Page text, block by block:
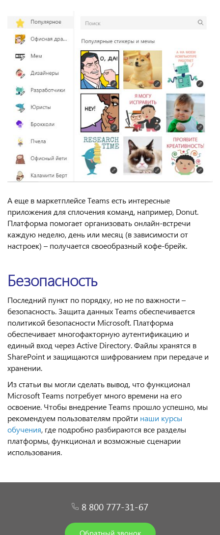
А еще в маркетплейсе Teams есть интересные
приложения для сплочения команд, например, Donut.
Платформа помогает организовать онлайн-встречи
каждую неделю, день или месяц (в зависимости от
настроек) – получается своеобразный кофе-брейк.
Безопасность
Последний пункт по порядку, но не по важности –
безопасность. Защита данных Teams обеспечивается
политикой безопасности Microsoft. Платформа
обеспечивает многофакторную аутентификацию и
единый вход через Active Directory. Файлы хранятся в
SharePoint и защищаются шифрованием при передаче и
хранении.
Из статьи вы могли сделать вывод, что функционал
Microsoft Teams потребует много времени на его
освоение. Чтобы внедрение Teams прошло успешно, мы
рекомендуем пользователям пройти наши курсы
обучения, где подробно разбираются все разделы
платформы, функционал и возможные сценарии
использования.
8 800 777-31-67